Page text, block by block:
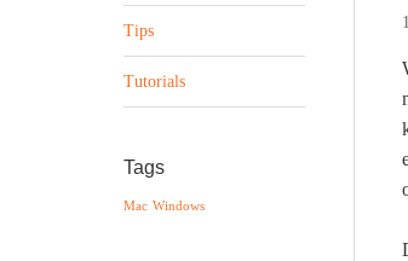
Tips
Tutorials
Tags
Mac Windows